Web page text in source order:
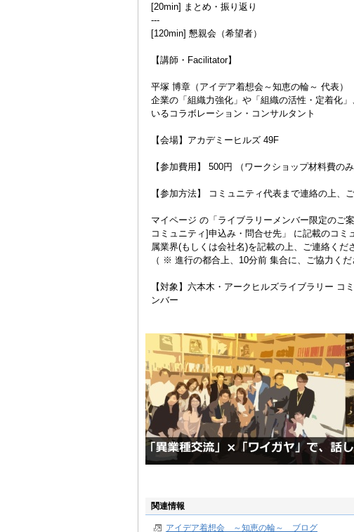
[20min] まとめ・振り返り
---
[120min] 懇親会（希望者）
【講師・Facilitator】
平塚 博章（アイデア着想会～知恵の輪～ 代表）
企業の「組織力強化」や「組織の活性・定着化
いるコラボレーション・コンサルタント
【会場】アカデミーヒルズ 49F
【参加費用】 500円 （ワークショップ材料費のみ
【参加方法】 コミュニティ代表まで連絡の上、
マイページ の「ライブラリーメンバー限定のご
コミュニティ]申込み・問合せ先」 に記載のコ
属業界(もしくは会社名)を記載の上、ご連絡くだ
（ ※ 進行の都合上、10分前 集合に、ご協力くだ
【対象】六本木・アークヒルズライブラリー コ
ンバー
関連情報
アイデア着想会 ～知恵の輪～ ブログ